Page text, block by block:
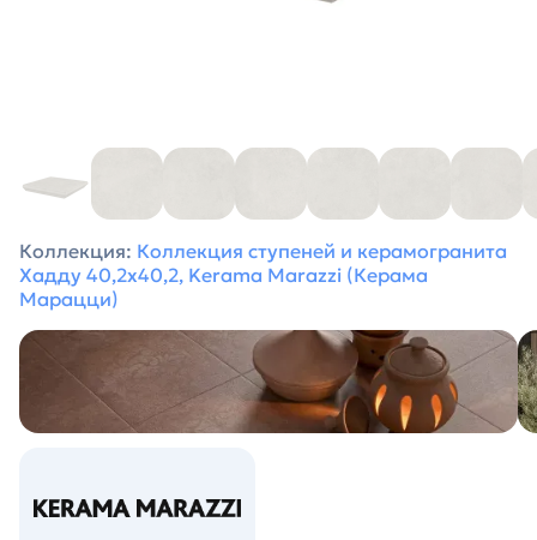
Коллекция: Коллекция ступеней и керамогранита
Хадду 40,2х40,2, Kerama Marazzi (Керама
Марацци)